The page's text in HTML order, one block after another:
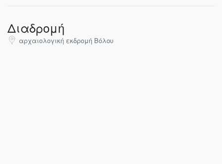
Διαδρομή
αρχαιολογική εκδρομή Βόλου